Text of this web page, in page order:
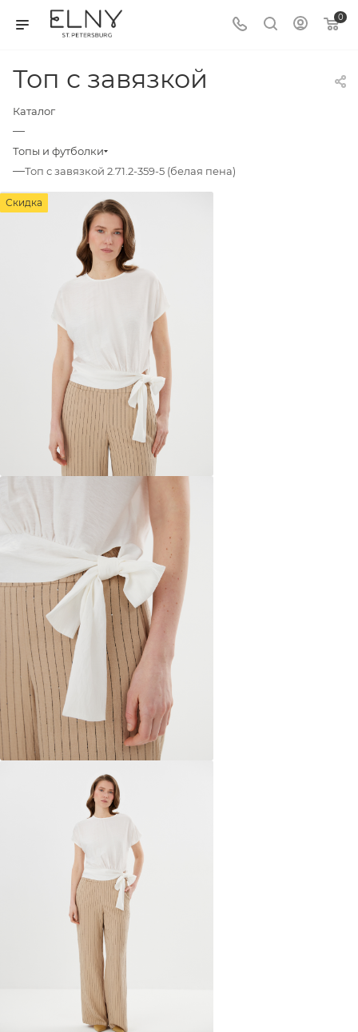
0
Топ с завязкой
Каталог
—
Топы и футболки
—Топ с завязкой 2.71.2-359-5 (белая пена)
Скидка
Скидка